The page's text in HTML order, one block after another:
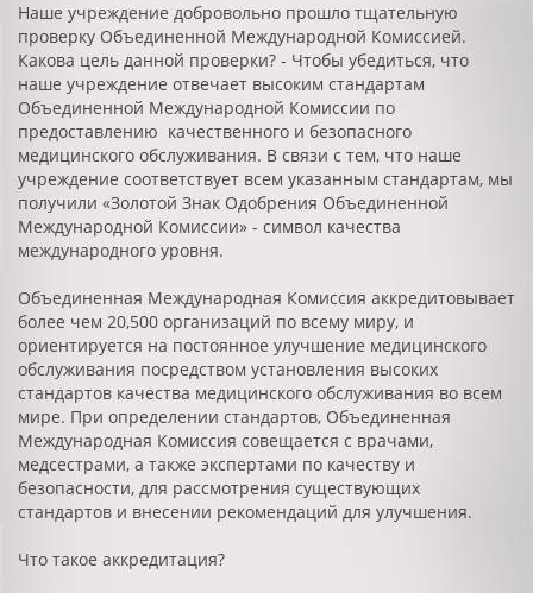
Наше учреждение добровольно прошло тщательную
проверку Объединенной Международной Комиссией.
Какова цель данной проверки? - Чтобы убедиться, что
наше учреждение отвечает высоким стандартам
Объединенной Международной Комиссии по
предоставлению качественного и безопасного
медицинского обслуживания. В связи с тем, что наше
учреждение соответствует всем указанным стандартам, мы
получили «Золотой Знак Одобрения Объединенной
Международной Комиссии» - символ качества
международного уровня.
Объединенная Международная Комиссия аккредитовывает
более чем 20,500 организаций по всему миру, и
ориентируется на постоянное улучшение медицинского
обслуживания посредством установления высоких
стандартов качества медицинского обслуживания во всем
мире. При определении стандартов, Объединенная
Международная Комиссия совещается с врачами,
медсестрами, а также экспертами по качеству и
безопасности, для рассмотрения существующих
стандартов и внесении рекомендаций для улучшения.
Что такое аккредитация?